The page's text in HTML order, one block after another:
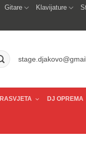
Gitare Klavijature
RASVJETA DJ OPREMA